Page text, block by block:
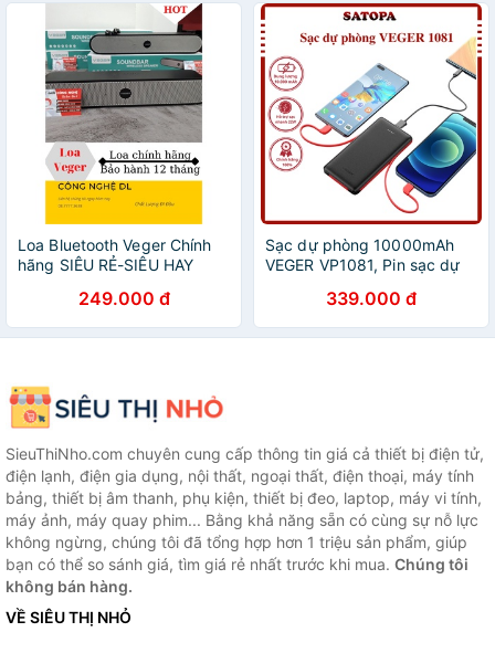
Loa Bluetooth Veger Chính
hãng SIÊU RẺ-SIÊU HAY
249.000 đ
Sạc dự phòng 10000mAh
VEGER VP1081, Pin sạc dự
TypeC Lighning bảo hành 12
tháng - SATOPA
339.000 đ
SieuThiNho.com chuyên cung cấp thông tin giá cả thiết bị điện tử,
điện lạnh, điện gia dụng, nội thất, ngoại thất, điện thoại, máy tính
bảng, thiết bị âm thanh, phụ kiện, thiết bị đeo, laptop, máy vi tính,
máy ảnh, máy quay phim... Bằng khả năng sẵn có cùng sự nỗ lực
không ngừng, chúng tôi đã tổng hợp hơn 1 triệu sản phẩm, giúp
bạn có thể so sánh giá, tìm giá rẻ nhất trước khi mua. Chúng tôi
không bán hàng.
VỀ SIÊU THỊ NHỎ